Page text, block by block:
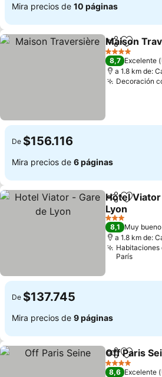
Mira precios de 10 páginas
Compartir
Maison
4 Estrellas
8,7 Excelente
a 1.8 km de:
Decoración
De $156.116
Mira precios de 6 páginas
Compartir
Hotel
Lyon
3 Estrellas
8,1 Muy bueno
a 1.8 km de:
Habitaciones
París
De $137.745
Mira precios de 9 páginas
Compartir
Off Paris
4 Estrellas
8,6 Excelente